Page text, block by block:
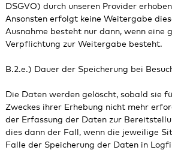
DSGVO) durch unseren Provider
Ansonsten erfolgt keine Weitergabe
Ausnahme besteht nur dann, wenn eine
Verpflichtung zur Weitergabe besteht.
B.2.e.) Dauer der Speicherung bei
Die Daten werden gelöscht, sobald sie
Zweckes ihrer Erhebung nicht mehr
der Erfassung der Daten zur
dies dann der Fall, wenn die jeweilige
Falle der Speicherung der Daten in